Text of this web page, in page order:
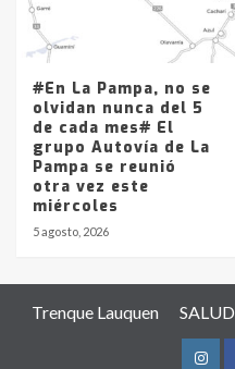
#En La Pampa, no se
olvidan nunca del 5
de cada mes# El
grupo Autovía de La
Pampa se reunió
otra vez este
miércoles
5 agosto, 2026
Trenque Lauquen SALUD